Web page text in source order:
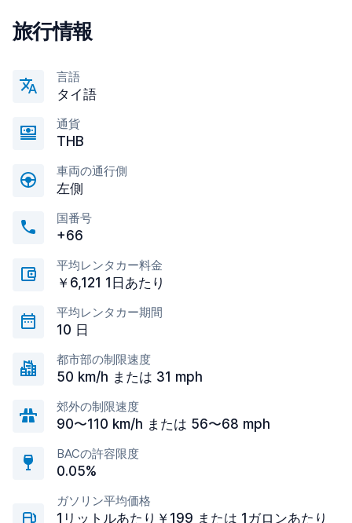
旅行情報
言語
タイ語
通貨
THB
車両の通行側
左側
国番号
+66
平均レンタカー料金
￥6,121 1日あたり
平均レンタカー期間
10 日
都市部の制限速度
50 km/h または 31 mph
郊外の制限速度
90〜110 km/h または 56〜68 mph
BACの許容限度
0.05%
ガソリン平均価格
1リットルあたり￥199 または 1ガロンあたり